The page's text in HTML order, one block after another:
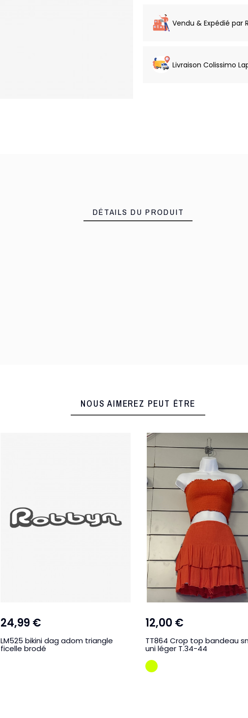
Vendu & Expédié par
Livraison Colissimo
DÉTAILS DU PRODUIT
NOUS AIMEREZ PEUT ÊTRE
24,99 €
LM525 bikini dag adom triangle
ficelle brodé
12,00 €
TT864 Crop top bandeau
uni léger T.34-44
VERT POMME